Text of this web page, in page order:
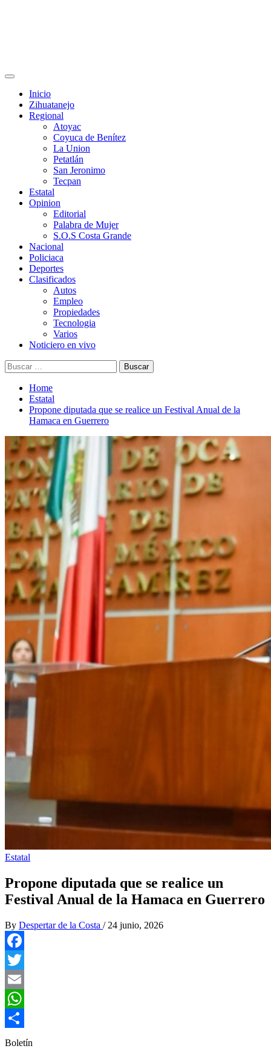
Primary
Inicio
Zihuatanejo
Regional
Atoyac
Coyuca de Benítez
La Union
Petatlán
San Jeronimo
Tecpan
Estatal
Opinion
Editorial
Palabra de Mujer
S.O.S Costa Grande
Nacional
Policiaca
Deportes
Clasificados
Autos
Empleo
Propiedades
Tecnologia
Varios
Noticiero en vivo
Buscar:
Home
Estatal
Propone diputada que se realice un Festival Anual de la
Hamaca en Guerrero
Estatal
Propone diputada que se realice un
Festival Anual de la Hamaca en Guerrero
By Despertar de la Costa / 24 junio, 2026
Facebook
Twitter
Email
WhatsApp
Compartir
Boletín